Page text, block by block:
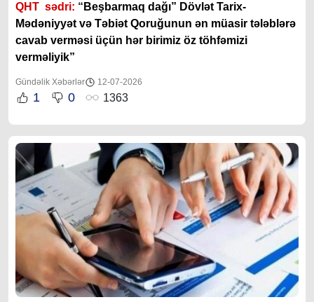
QHT sədri: “ Beşbarmaq dağı” Dövlət Tarix-
Mədəniyyət və Təbiət Qoruğunun ən müasir tələblərə
cavab verməsi üçün hər birimiz öz töhfəmizi
verməliyik”
Gündəlik Xəbərlər 12-07-2026
1 0 1363